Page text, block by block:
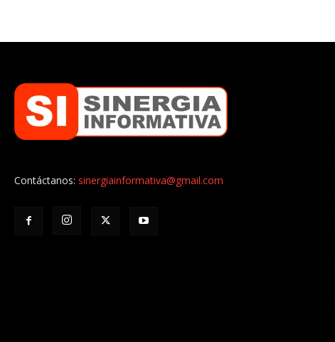
Contáctanos: sinergiainformativa@gmail.com